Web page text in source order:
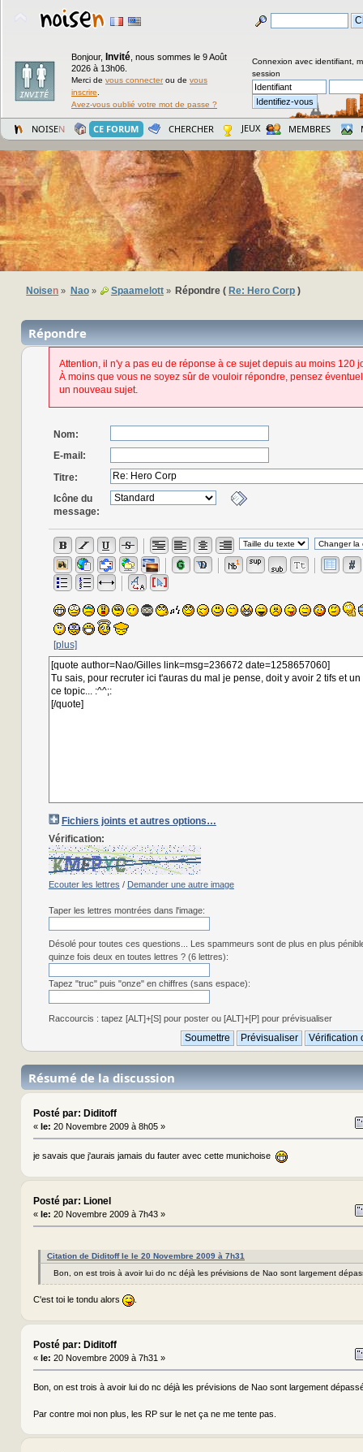
Bonjour, Invité nous sommes le 9 Août
2026 à 13h06.
Merci de vous connecterou de vous
inscrire
Avez-vous oublié votre mot de passe ?
Connexion avec identifiant,
session
NOISEN CE FORUM CHERCHER JEUX MEMBRES
Noisen » Nao» Spaamelott» Répondre ( Re: Hero Corp )
Répondre
Attention, il n'y a pas eu de réponse à ce sujet depuis au moins 120
À moins que vous ne soyez sûr de vouloir répondre, pensez
un nouveau sujet.
Nom:
E-mail:
Titre:
Icône du
message:
[plus]
Fichiers joints et autres options…
Vérification:
Ecouter les lettres / Demander une autre image
Taper les lettres montrées dans l'image:
Désolé pour toutes ces questions... Les spammeurs sont de plus en plus
quinze fois deux en toutes lettres ? (6 lettres):
Tapez "truc" puis "onze" en chiffres (sans espace):
Raccourcis : tapez [ALT]+[S] pour poster ou [ALT]+[P] pour prévisualiser
Résumé de la discussion
Posté par: Diditoff
« le: 20 Novembre 2009 à 8h05 »
je savais que j'aurais jamais du fauter avec cette munichoise
Posté par: Lionel
« le: 20 Novembre 2009 à 7h43 »
Citation de Diditoff le le 20 Novembre 2009 à 7h31
Bon, on est trois à avoir lui do nc déjà les prévisions de Nao sont largement
C'est toi le tondu alors .
Posté par: Diditoff
« le: 20 Novembre 2009 à 7h31 »
Bon, on est trois à avoir lui do nc déjà les prévisions de Nao sont largement
Par contre moi non plus, les RP sur le net ça ne me tente pas.